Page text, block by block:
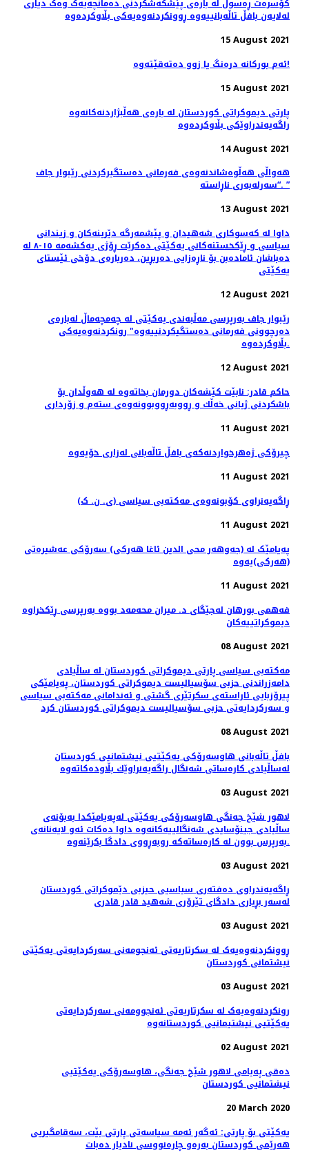
کۆسرەت ڕەسوڵ لە بارەی پێشکەشکردنی دەمانچەیەک وەک دیاری
لەلایەن بافڵ تاڵەبانییەوە ڕوونکردنەوەیەکی بڵاوکردەوە
15 August 2021
ئەم بورکانە‌ درەنگ یا زوو دەتەقێتەوە!
15 August 2021
پارتی دیموکراتی کوردستان لە بارەی هەڵبژاردنەکانەوە
راگەیەندراوێکی بڵاوکردەوە
14 August 2021
هەواڵی هەڵوەشاندنەوەی فەرمانی دەستگیركردنی رێبوار جاف
“سەرلەبەری ناڕاستە. ”
13 August 2021
داوا لە کەسوکاری شەهیدان و پێشمەرگە دێرینەکان و زیندانی
سیاسی و ڕێکخستنەکانی یەکێتی دەکرێت ڕۆژی یەکشەمە ١٥-٨ لە
دەباشان ئامادەبن بۆ ناڕەزایی دەربڕین، دەربارەی دۆخی ئێستای
یەکێتی
12 August 2021
رێبوار جاف به‌رپرسی مه‌ڵبه‌ندی یه‌كێتی له‌ چه‌مچه‌ماڵ له‌باره‌ی
ده‌رچوونی فه‌رمانی ده‌ستگیكردنییه‌وه‌" رونكردنه‌وه‌یه‌كی
بڵاوكرده‌وه‌.
12 August 2021
حاكم قادر: نابێت كێشەكان دورمان بخاتەوە لە هەوڵدان بۆ
باشكردنی ژیانی خەڵك و ڕووبەڕووبوونەوەی ستەم و زۆرداری
11 August 2021
چیرۆكی ژەهرخواردنەکەی بافڵ تاڵەبانی لەزاری خۆیەوە
11 August 2021
ڕاگەیەنراوى کۆبونەوەى مەکتەبى سیاسى (ی. ن. ک)
11 August 2021
پەیامێک لە (جەوهەر محی الدین ئاغا هەرکی) سەرۆکی عەشیرەتی
(هەرکی)یەوە
11 August 2021
فەهمی بورهان لەجێگای د. میران محەمەد بووە بەرپرسی ڕێکخراوە
دیموکراتییەکان
08 August 2021
مەکتەبی سیاسی پارتی دیموکراتی کوردستان له‌ ساڵیادی
دامەزراندنی حزبی سۆسیالیست دیموکراتی کوردستان، په‌یامێكی
پیرۆزبایی ئاراسته‌ی سکرتێری گشتی و ئەندامانی مەکتەبی سیاسی
و سەرکردایەتی حزبی سۆسیالیست دیموکراتی کوردستان كرد
08 August 2021
بافڵ تاڵه‌بانی هاوسه‌رۆكی یه‌كێتیی نیشتمانیی كوردستان
03 August 2021
لاهور شێخ جه‌نگی هاوسه‌رۆكی یه‌كێتی له‌په‌یامێكدا به‌بۆنه‌ی
ساڵیادی جینۆسایدی شه‌نگالییه‌كانه‌وه‌ داوا ده‌كات ئه‌و لایه‌نانه‌ی
به‌رپرس بوون له‌ كاره‌ساته‌كه‌ روبه‌ڕووی دادگا بكرێنه‌وه‌.
03 August 2021
ڕاگەیەندراوی دەفتەری سیاسیی حیزبی دێموکراتی کوردستان
لەسەر بڕیاری دادگای تێرۆری شەهید قادر قادری
03 August 2021
ڕوونکردنەوەیەک لە سکرتاریەتی ئەنجومەنی سەرکردایەتی یەکێتی
نیشتمانی کوردستان
03 August 2021
رونکردنەوەیەک لە سکرتاریەتی ئەنجوومەنی سەرکردایەتی
یەکێتیی نیشتیمانیی کوردستانەوە
02 August 2021
دەقی په‌یامی لاهور شێخ جه‌نگی، هاوسەرۆكی یەكێتیی
نیشتمانیی كوردستان
20 March 2020
یەکێتی بۆ پارتی: ئەگەر ئەمە سیاسەتی پارتی بێت، سه‌قامگیریی
هه‌رێمی كوردستان به‌ره‌و چاره‌نووسی نادیار ده‌بات